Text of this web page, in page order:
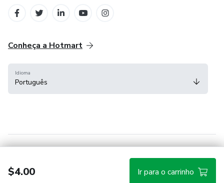
$4.00 Ir para o carrinho
Conheça a Hotmart
Idioma
Português